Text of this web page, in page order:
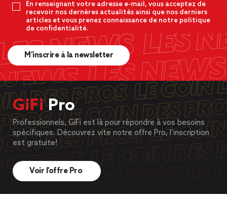
En renseignant votre adresse e-mail, vous acceptez de
recevoir nos dernères actualités ainsi que nos derniers
articles et vous prenez connaissance de notre politique
de confidentialité.
M’inscrire à la newsletter
GiFiPro
Professionnels, GiFi est là pour répondre à vos besoins
spécifiques. Découvrez vite notre offre Pro, l’inscription
est gratuite!
Voir l’offre Pro